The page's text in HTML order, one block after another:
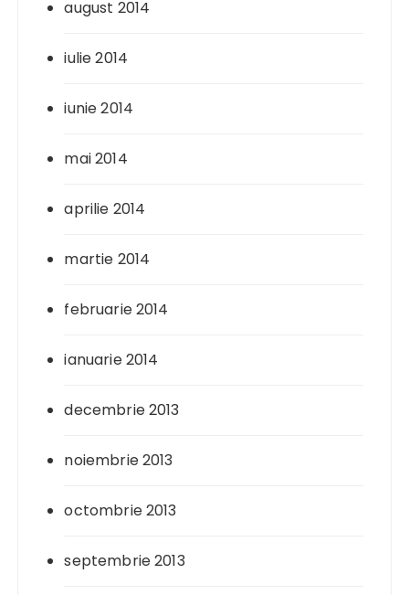
august 2014
iulie 2014
iunie 2014
mai 2014
aprilie 2014
martie 2014
februarie 2014
ianuarie 2014
decembrie 2013
noiembrie 2013
octombrie 2013
septembrie 2013